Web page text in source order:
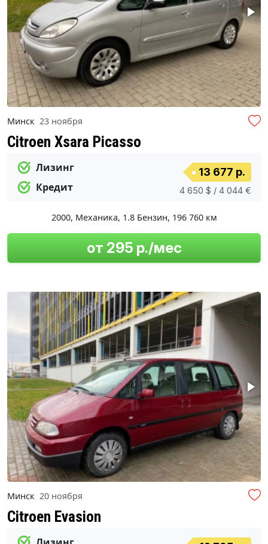
Минск 23 ноября
Citroen Xsara Picasso
Лизинг
Кредит
13 677 р.
4 650 $ / 4 044 €
2000, Механика, 1.8 Бензин, 196 760 км
от 295 р./мес
Минск 20 ноября
Citroen Evasion